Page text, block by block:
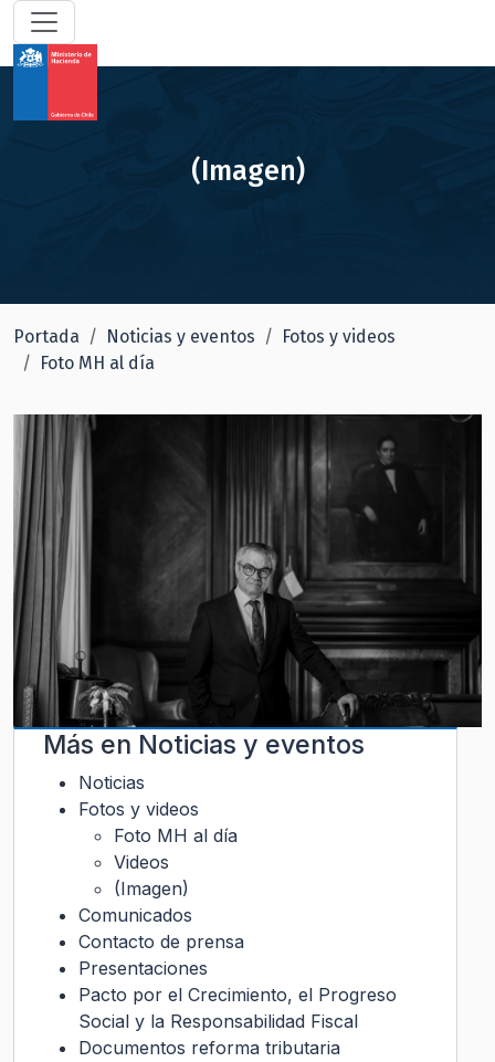
(Imagen)
Portada Noticias y eventos
Fotos y videos
Foto MH al día
Más en Noticias y eventos
Noticias
Fotos y videos
Foto MH al día
Videos
(Imagen)
Comunicados
Contacto de prensa
Presentaciones
Pacto por el Crecimiento, el Progreso
Social y la Responsabilidad Fiscal
Documentos reforma tributaria